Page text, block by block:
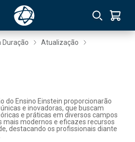
Duração
Atualização
do Ensino Einstein proporcionarão
e inovadoras, que buscam
e práticas em diversos campos
mais modernos e eficazes recursos
destacando os profissionais diante